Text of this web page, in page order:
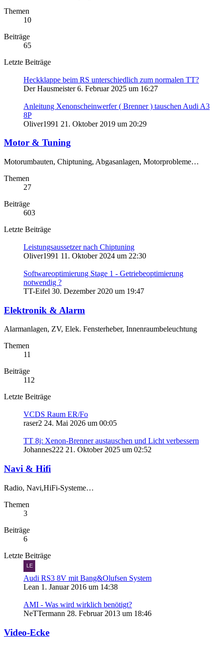
Themen
10
Beiträge
65
Letzte Beiträge
Heckklappe beim RS unterschiedlich zum normalen TT?
Der Hausmeister6. Februar 2025 um 16:27
Anleitung Xenonscheinwerfer ( Brenner ) tauschen Audi A3
8P
Oliver1991 21. Oktober 2019 um 20:29
Motor & Tuning
Motorumbauten, Chiptuning, Abgasanlagen, Motorprobleme…
Themen
27
Beiträge
603
Letzte Beiträge
Leistungsaussetzer nach Chiptuning
Oliver1991 11. Oktober 2024 um 22:30
Softwareoptimierung Stage 1 - Getriebeoptimierung
notwendig ?
TT-Eifel 30. Dezember 2020 um 19:47
Elektronik & Alarm
Alarmanlagen, ZV, Elek. Fensterheber, Innenraumbeleuchtung
Themen
11
Beiträge
112
Letzte Beiträge
VCDS Raum ER/Fo
raser2 24. Mai 2026 um 00:05
TT 8j: Xenon-Brenner austauschen und Licht verbessern
Johannes222 21. Oktober 2025 um 02:52
Navi & Hifi
Radio, Navi,HiFi-Systeme…
Themen
3
Beiträge
6
Letzte Beiträge
Audi RS3 8V mit Bang&Olufsen System
Lean 1. Januar 2016 um 14:38
AMI - Was wird wirklich benötigt?
NeTTermann 28. Februar 2013 um 18:46
Video-Ecke